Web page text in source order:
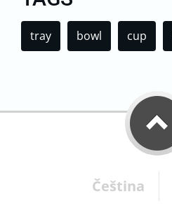
tray bowl cup
Čeština